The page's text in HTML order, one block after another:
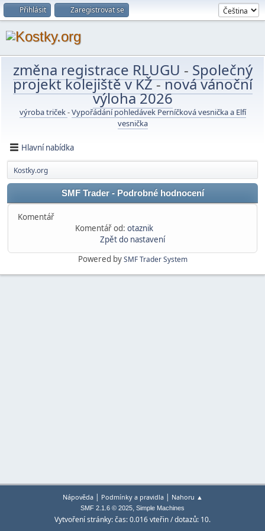
Přihlásit Zaregistrovat se
změna registrace RLUGU - Společný
projekt kolejiště v KŽ-nová vánoční
výloha 2026
výroba triček-Vypořádání pohledávek Perníčková vesnička a Elfí
vesnička
Hlavní nabídka
Kostky.org
SMF Trader - Podrobné hodnocení
Komentář
Komentář od: otaznik
Zpět do nastavení
Powered bySMF Trader System
Nápověda| Podmínky a pravidla| Nahoru ▲
SMF 2.1.6 © 2025, Simple Machines
Vytvoření stránky: čas: 0.016 vteřin / dotazů: 10.